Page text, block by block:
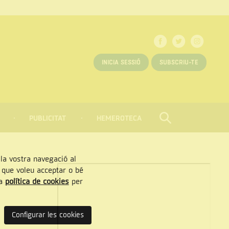
INICIA SESSIÓ SUBSCRIU-TE
PUBLICITAT HEMEROTECA CERCAR
vostra navegació al
voleu acceptar o bé
política de cookiesper
Configurar les cookies